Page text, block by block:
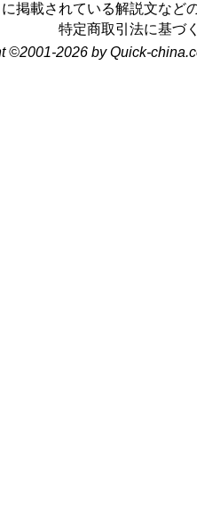
掲載されている解説文など
特定商取引法に基づ
©2001-2026 by Quick-